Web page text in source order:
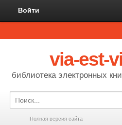
Войти
via-est-
библиотека электронных
Полная версия сайта